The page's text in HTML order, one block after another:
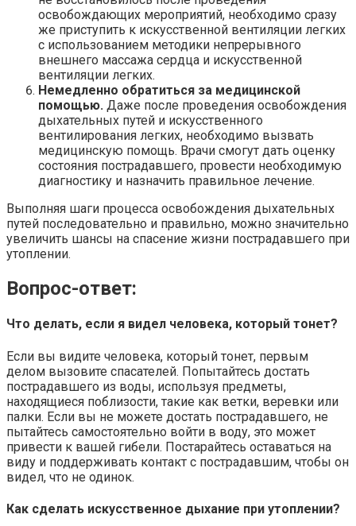
освобождающих мероприятий, необходимо сразу
же приступить к искусственной вентиляции легких
с использованием методики непрерывного
внешнего массажа сердца и искусственной
вентиляции легких.
Немедленно обратиться за медицинской
помощью. Даже после проведения освобождения
дыхательных путей и искусственного
вентилирования легких, необходимо вызвать
медицинскую помощь. Врачи смогут дать оценку
состояния пострадавшего, провести необходимую
диагностику и назначить правильное лечение.
Выполняя шаги процесса освобождения дыхательных
путей последовательно и правильно, можно значительно
увеличить шансы на спасение жизни пострадавшего при
утоплении.
Вопрос-ответ:
Что делать, если я видел человека, который тонет?
Если вы видите человека, который тонет, первым
делом вызовите спасателей. Попытайтесь достать
пострадавшего из воды, используя предметы,
находящиеся поблизости, такие как ветки, веревки или
палки. Если вы не можете достать пострадавшего, не
пытайтесь самостоятельно войти в воду, это может
привести к вашей гибели. Постарайтесь оставаться на
виду и поддерживать контакт с пострадавшим, чтобы он
видел, что не одинок.
Как сделать искусственное дыхание при утоплении?